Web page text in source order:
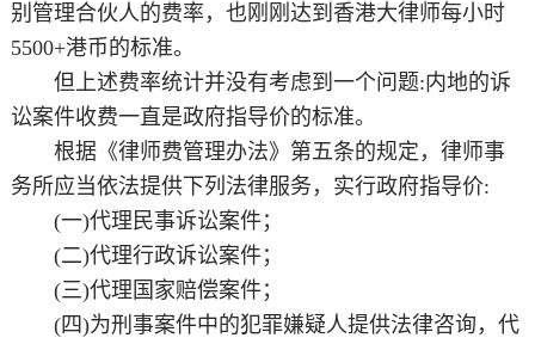
别管理合伙人的费率，也刚刚达到香港大律师每小时
5500+港币的标准。
但上述费率统计并没有考虑到一个问题:内地的诉
讼案件收费一直是政府指导价的标准。
根据《律师费管理办法》第五条的规定，律师事
务所应当依法提供下列法律服务，实行政府指导价:
(一)代理民事诉讼案件；
(二)代理行政诉讼案件；
(三)代理国家赔偿案件；
(四)为刑事案件中的犯罪嫌疑人提供法律咨询，代